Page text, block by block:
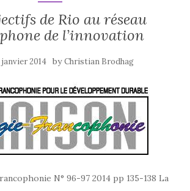
de Rio au réseau
de l’innovation
janvier 2014 byChristian Brodhag
N° 96-97 2014 pp 135-138 La